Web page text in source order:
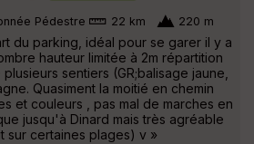
Pédestre 22 km 220 m
du parking, idéal pour se garer il y a
hauteur limitée à 2m répartition
sentiers (GR;balisage jaune,
Quasiment la moitié en chemin
et couleurs , pas mal de marches en
jusqu'à Dinard mais très agréable
sur certaines plages) v »